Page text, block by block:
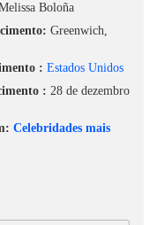
Boloña
Greenwich,
: Estados Unidos
: 28 de dezembro
Celebridades mais